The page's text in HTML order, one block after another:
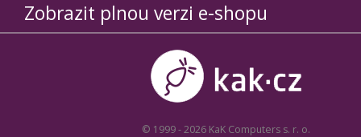
Zobrazit plnou verzi e-shopu
© 1999 - 2026 KaK Computers s. r. o.